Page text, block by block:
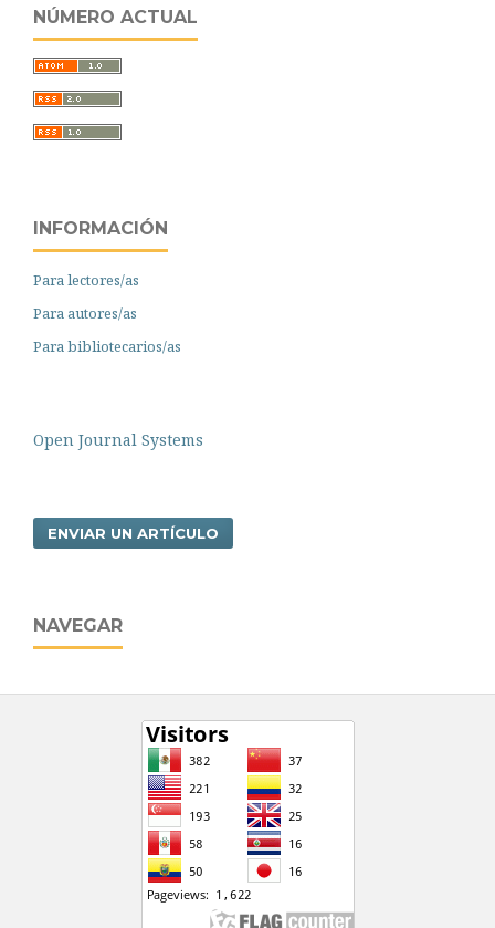
NÚMERO ACTUAL
INFORMACIÓN
Para lectores/as
Para autores/as
Para bibliotecarios/as
Open Journal Systems
ENVIAR UN ARTÍCULO
NAVEGAR